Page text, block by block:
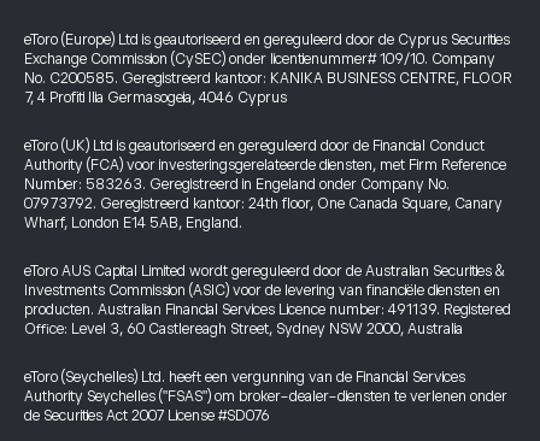
eToro (Europe) Ltd is geautoriseerd en gereguleerd door de Cyprus Securities
Exchange Commission (CySEC) onder licentienummer# 109/10. Company
No. C200585. Geregistreerd kantoor: KANIKA BUSINESS CENTRE, FLOOR
7, 4 Profiti Ilia Germasogeia, 4046 Cyprus
eToro (UK) Ltd is geautoriseerd en gereguleerd door de Financial Conduct
Authority (FCA) voor investeringsgerelateerde diensten, met Firm Reference
Number: 583263. Geregistreerd in Engeland onder Company No.
07973792. Geregistreerd kantoor: 24th floor, One Canada Square, Canary
Wharf, London E14 5AB, England.
eToro AUS Capital Limited wordt gereguleerd door de Australian Securities &
Investments Commission (ASIC) voor de levering van financiële diensten en
producten. Australian Financial Services Licence number: 491139. Registered
Office: Level 3, 60 Castlereagh Street, Sydney NSW 2000, Australia
eToro (Seychelles) Ltd. heeft een vergunning van de Financial Services
Authority Seychelles ("FSAS") om broker-dealer-diensten te verlenen onder
de Securities Act 2007 License #SD076